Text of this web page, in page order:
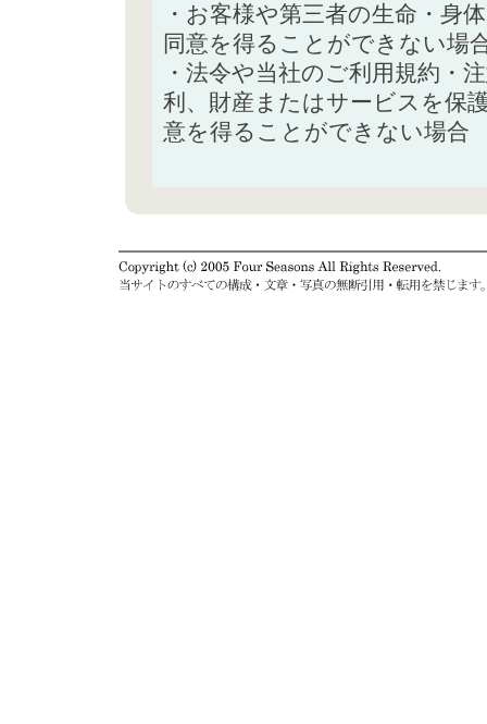
・お客様や第三者の生命・身
同意を得ることができない場
・法令や当社のご利用規約・
利、財産またはサービスを保
意を得ることができない場合